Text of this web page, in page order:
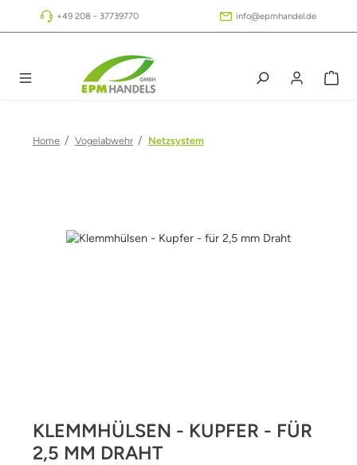
Zum Hauptinhalt springen
+49 208 - 37739770 info@epmhandel.de
Home / Vogelabwehr / Netzsystem
Bildergalerie überspringen
KLEMMHÜLSEN - KUPFER - FÜR
2,5 MM DRAHT